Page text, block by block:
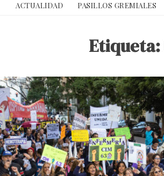
ACTUALIDAD PASILLOS GREMIALES
Etiqueta: